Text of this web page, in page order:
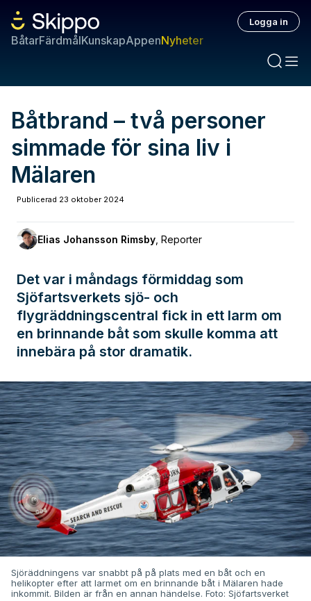
BåtarFärdmålKunskapAppenNyheter
Logga in
Båtbrand – två personer
simmade för sina liv i
Mälaren
Publicerad 23 oktober 2024
Elias Johansson Rimsby Reporter
Det var i måndags förmiddag som
Sjöfartsverkets sjö- och
flygräddningscentral fick in ett larm om
en brinnande båt som skulle komma att
innebära på stor dramatik.
Sjöräddningens var snabbt på på plats med en båt och en
helikopter efter att larmet om en brinnande båt i Mälaren hade
inkommit. Bilden är från en annan händelse. Foto: Sjöfartsverket